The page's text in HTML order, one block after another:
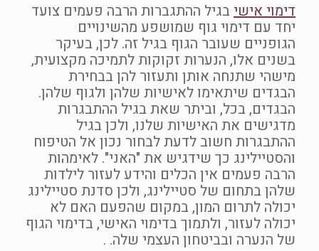
דימוי אישיבגיל ההתגברות הרבה פעמים צועד
יחד עם דימוי גוף שמושפע מהשינויים
הגופניים שעובר הגוף בגיל זה. לכן, בעיקר
בשנים אלו, הנערות זקוקות לתמיכה מקצועית,
מישהי שתנחה אותן ותעזור להן בבחירת
הבגדים שיתאימו לאישיות שלהן ולגוף שלהן.
הבגדים, בכל, וביתר שאת בגיל ההתבגרות
מדגישים את האישיות שלנו, ולכן בגיל
ההתבגרות חשוב לדעת לבחור נכון אל הטיפוח
והסטיילינג כך שידגיש את "האני". לאימהות
הרבה פעמים אין הכלים והידע לעזור לילדות
שלהן בתחום של סטיילינג, ולכן סדנת סטיילינג
יכולה לתרום המון, במקום שהפעם האם לא
יכולה לעזור, ולתמוך בדימוי האישי, בדימוי הגוף
של הנערה ובביטחון העצמי שלה. .